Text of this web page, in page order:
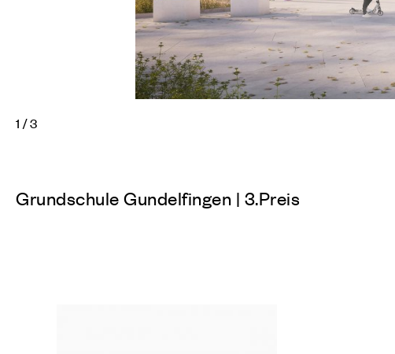
1 /3
Grundschule Gundelfingen | 3.Preis